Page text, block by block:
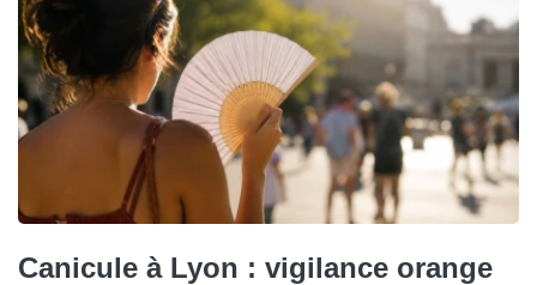
Canicule à Lyon : vigilance orange